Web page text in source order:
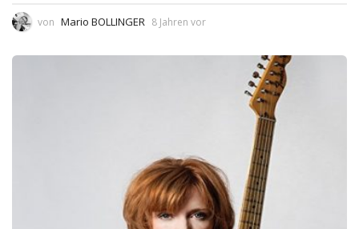
von Mario BOLLINGER 8 Jahren vor